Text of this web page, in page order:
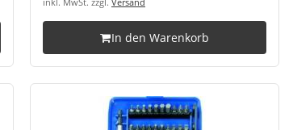
inkl. MwSt. zzgl. Versand
In den Warenkorb